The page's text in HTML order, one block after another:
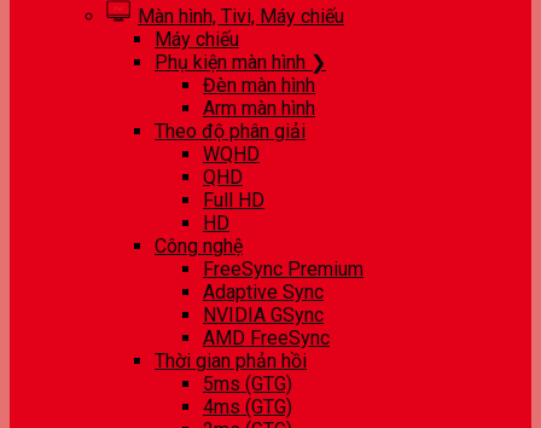
Màn hình, Tivi, Máy chiếu
Máy chiếu
Phụ kiện màn hình ❯
Đèn màn hình
Arm màn hình
Theo độ phân giải
WQHD
QHD
Full HD
HD
Công nghệ
FreeSync Premium
Adaptive Sync
NVIDIA GSync
AMD FreeSync
Thời gian phản hồi
5ms (GTG)
4ms (GTG)